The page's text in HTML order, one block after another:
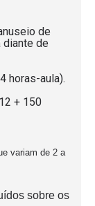
de
diante de
horas-aula).
+ 150
variam de 2 a
sobre os